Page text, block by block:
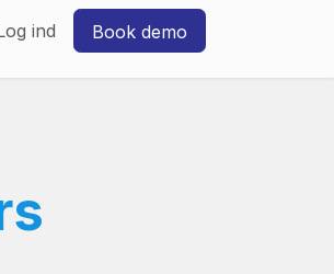
ind Book demo